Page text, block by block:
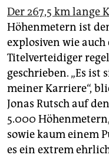
Der 267,5 km lange
Höhenmetern ist
explosiven wie
Titelverteidiger
geschrieben. „Es ist
meiner Karriere“,
Jonas Rutsch auf
5.000
sowie kaum einem
es ein extrem